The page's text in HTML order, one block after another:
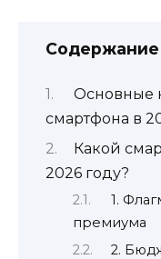
Содержание
Основные
смартфона в
Какой
2026 году?
1.
премиума
2.